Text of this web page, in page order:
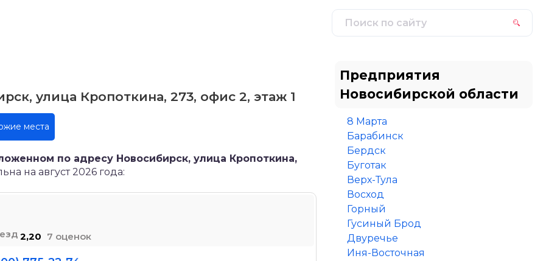
улица Кропоткина, 273, офис 2, этаж 1
места
по адресу Новосибирск, улица Кропоткина,
на август 2026 года:
2,20 7 оценок
Предприятия
Новосибирской области
8 Марта
Барабинск
Бердск
Буготак
Верх-Тула
Восход
Горный
Гусиный Брод
Двуречье
Иня-Восточная